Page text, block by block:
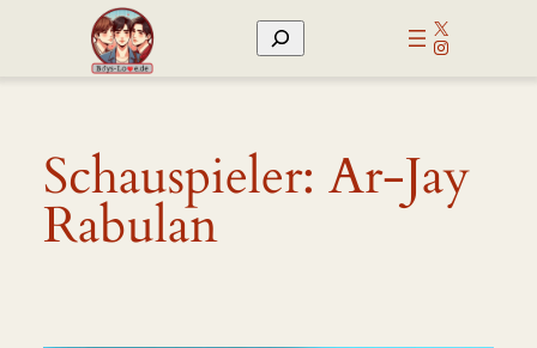
Suchen
X
Instagram
Schauspieler: Ar-Jay
Rabulan